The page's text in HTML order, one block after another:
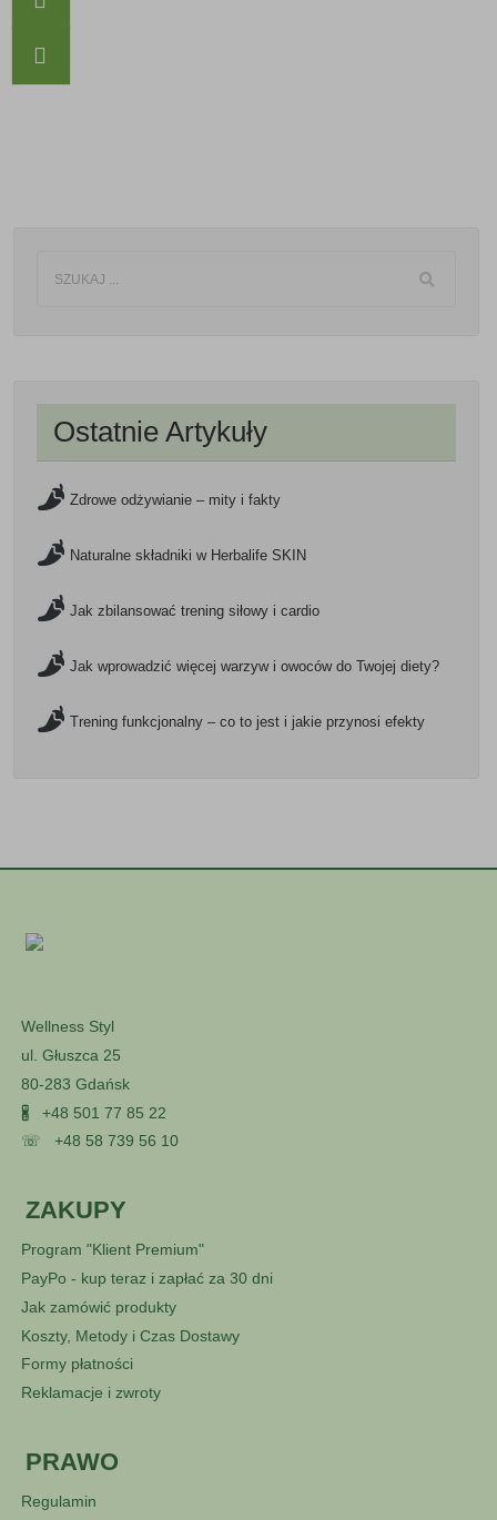
Ostatnie Artykuły
Zdrowe odżywianie – mity i fakty
Naturalne składniki w Herbalife SKIN
Jak zbilansować trening siłowy i cardio
Jak wprowadzić więcej warzyw i owoców do Twojej diety?
Trening funkcjonalny – co to jest i jakie przynosi efekty
Wellness Styl
ul. Głuszca 25
80-283 Gdańsk
🖁 +48 501 77 85 22
☏ +48 58 739 56 10
ZAKUPY
Program "Klient Premium"
PayPo - kup teraz i zapłać za 30 dni
Jak zamówić produkty
Koszty, Metody i Czas Dostawy
Formy płatności
Reklamacje i zwroty
PRAWO
Regulamin